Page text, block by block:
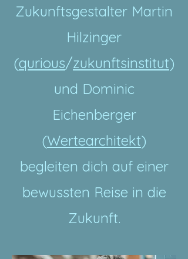
Zukunftsgestalter Martin
Hilzinger
(qurious/zukunftsinstitut)
und Dominic
Eichenberger
(Wertearchitekt)
begleiten dich auf einer
bewussten Reise in die
Zukunft.